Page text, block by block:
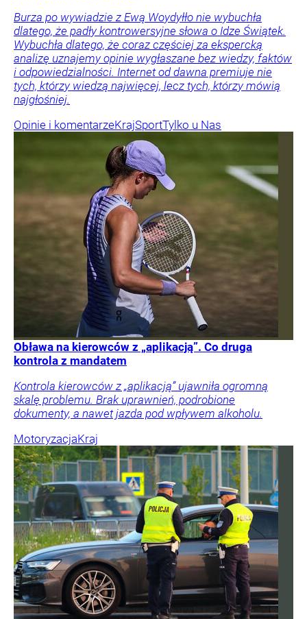
Burza po wywiadzie z Ewą Woydyłło nie wybuchła
dlatego, że padły kontrowersyjne słowa o Idze Świątek.
Wybuchła dlatego, że coraz częściej za ekspercką
analizę uznajemy opinie wygłaszane bez wiedzy, faktów
i odpowiedzialności. Internet od dawna premiuje nie
tych, którzy wiedzą najwięcej, lecz tych, którzy mówią
najgłośniej.
Opinie i komentarzeKrajSportTylko u Nas
Obława na kierowców z „aplikacją”. Co druga
kontrola z mandatem
Kontrola kierowców z „aplikacją” ujawniła ogromną
skalę problemu. Brak uprawnień, podrobione
dokumenty, a nawet jazda pod wpływem alkoholu.
MotoryzacjaKraj